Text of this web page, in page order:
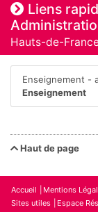
Liens
Hauts-de-
Enseignement -
Enseignement
Haut de page
Accueil Mentions
Sites utiles
Espace